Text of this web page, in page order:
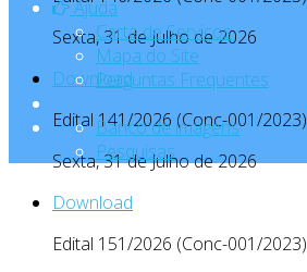
Ajuda
Carta de Serviços
Mapa do Site
Perguntas Frequentes
Banco de imagens
Pesquisas
Sexta, 31 de Julho de 2026
Download
Edital 141/2026 (Conc-001/2023)
Sexta, 31 de Julho de 2026
Download
Edital 151/2026 (Conc-001/2023)